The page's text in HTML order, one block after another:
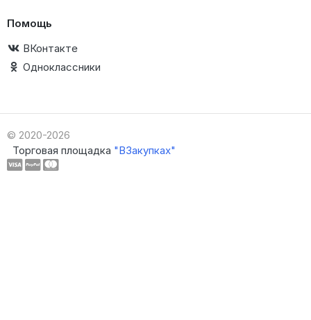
Помощь
ВКонтакте
Одноклассники
© 2020-2026
Торговая площадка "ВЗакупках"